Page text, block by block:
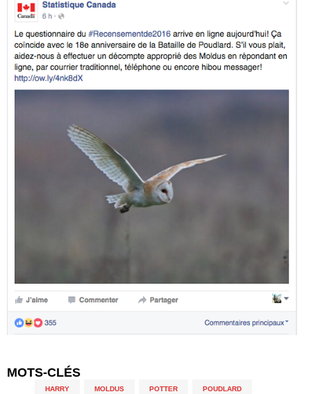
MOTS-CLÉS
HARRY MOLDUS POTTER POUDLARD